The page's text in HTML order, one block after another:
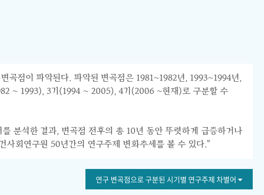
곡점이 파악된다. 파악된 변곡점은 1981~1982년, 1993~1994년,
~ 1993), 3기(1994 ~ 2005), 4기(2006 ~현재)로 구분할 수
분석한 결과, 변곡점 전후의 총 10년 동안 뚜렷하게 급증하거나
사회연구원 50년간의 연구주제 변화추세를 볼 수 있다."
연구 변곡점으로 구분된 시기별 연구주제 차별어